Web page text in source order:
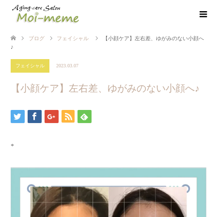
ブログ フェイシャル
【小顔ケア】左右差、ゆがみのない小顔へ
♪
フェイシャル 2023.03.07
【小顔ケア】左右差、ゆがみのない小顔へ♪
*